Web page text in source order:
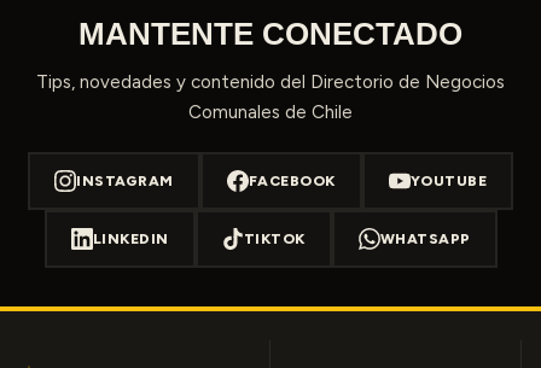
MANTENTE CONECTADO
Tips, novedades y contenido del Directorio de Negocios
Comunales de Chile
INSTAGRAM FACEBOOK YOUTUBE
LINKEDIN TIKTOK WHATSAPP